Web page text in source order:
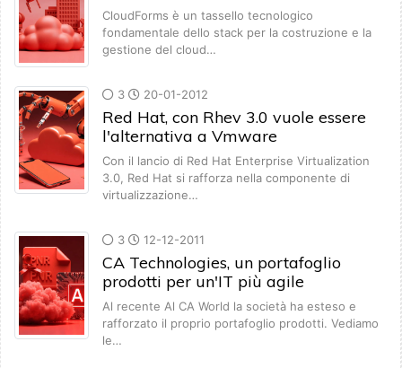
CloudForms è un tassello tecnologico
fondamentale dello stack per la costruzione e la
gestione del cloud…
3 20-01-2012
Red Hat, con Rhev 3.0 vuole essere
l'alternativa a Vmware
Con il lancio di Red Hat Enterprise Virtualization
3.0, Red Hat si rafforza nella componente di
virtualizzazione…
3 12-12-2011
CA Technologies, un portafoglio
prodotti per un'IT più agile
Al recente Al CA World la società ha esteso e
rafforzato il proprio portafoglio prodotti. Vediamo
le…